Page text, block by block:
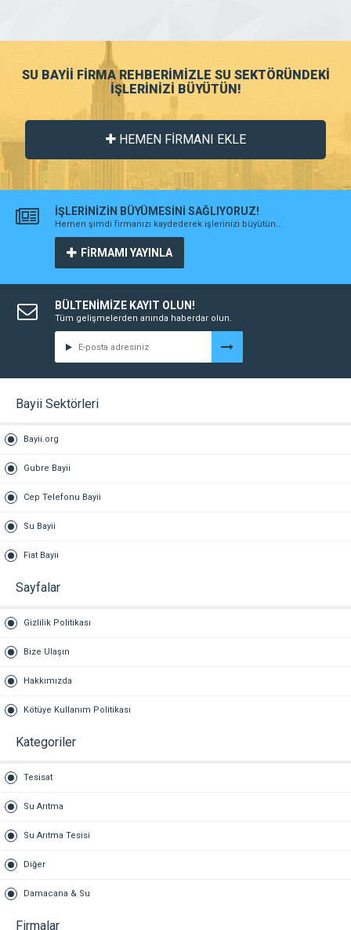
SU BAYİİ FİRMA REHBERİMİZLE SU SEKTÖRÜNDEKİ
İŞLERİNİZİ BÜYÜTÜN!
HEMEN FİRMANI EKLE
İŞLERİNİZİN BÜYÜMESİNİ SAĞLIYORUZ!
Hemen şimdi firmanızı kaydederek işlerinizi büyütün...
FİRMAMI YAYINLA
BÜLTENİMİZE KAYIT OLUN!
Tüm gelişmelerden anında haberdar olun.
Bayii Sektörleri
Bayii.org
Gubre Bayii
Cep Telefonu Bayii
Su Bayii
Fiat Bayii
Sayfalar
Gizlilik Politikası
Bize Ulaşın
Hakkımızda
Kötüye Kullanım Politikası
Kategoriler
Tesisat
Su Arıtma
Su Arıtma Tesisi
Diğer
Damacana & Su
Firmalar